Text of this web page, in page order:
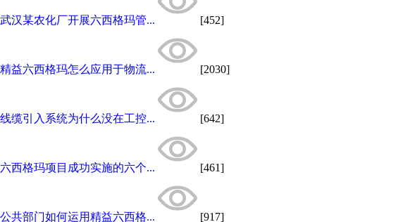
武汉某农化厂开展六西格玛管... [452]
精益六西格玛怎么应用于物流... [2030]
线缆引入系统为什么没在工控... [642]
六西格玛项目成功实施的六个... [461]
公共部门如何运用精益六西格... [917]